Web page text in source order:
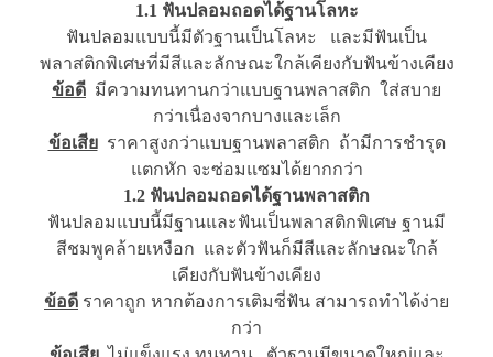
1.1 ฟันปลอมถอดได้ฐานโลหะ
ฟันปลอมแบบนี้มีตัวฐานเป็นโลหะ และมีฟันเป็น
พลาสติกพิเศษที่มีสีและลักษณะใกล้เคียงกับฟันข้างเคียง
ข้อดี มีความทนทานกว่าแบบฐานพลาสติก ใส่สบาย
กว่าเนื่องจากบางและเล็ก
ข้อเสียราคาสูงกว่าแบบฐานพลาสติก ถ้ามีการชำรุด
แตกหัก จะซ่อมแซมได้ยากกว่า
1.2 ฟันปลอมถอดได้ฐานพลาสติก
ฟันปลอมแบบนี้มีฐานและฟันเป็นพลาสติกพิเศษ ฐานมี
สีชมพูคล้ายเหงือก และตัวฟันก็มีสีและลักษณะใกล้
เคียงกับฟันข้างเคียง
ข้อดี ราคาถูก หากต้องการเติมซี่ฟัน สามารถทำได้ง่าย
กว่า